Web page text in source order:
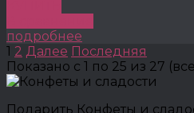
подробнее
1 2 Далее Последняя
Показано с 1 по 25 из 27
Подарить Конфеты и